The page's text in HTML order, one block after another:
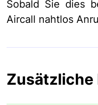
Sobald Sie dies
Aircall nahtlos
Zusätzliche